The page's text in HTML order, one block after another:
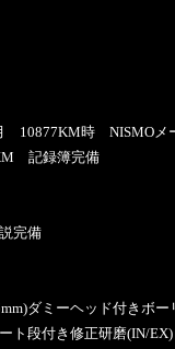
10877KM時 NISMOメ
記録簿完備
完備
ダミーヘッド付きボ
ト段付き修正研磨(IN/EX)